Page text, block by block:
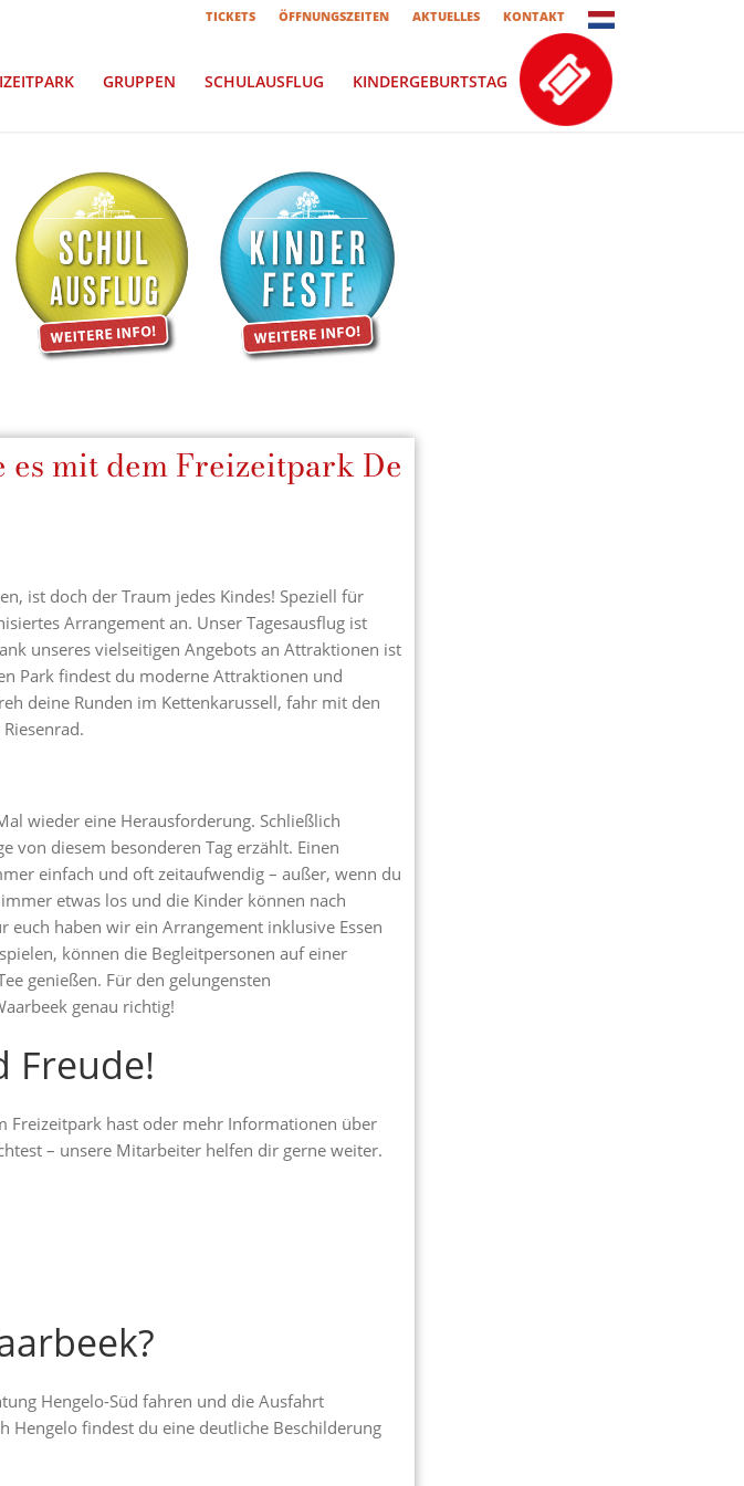
TICKETS ÖFFNUNGSZEITEN AKTUELLES KONTAKT
GRUPPEN SCHULAUSFLUG KINDERGEBURTSTAG
mit dem Freizeitpark De
ist doch der Traum jedes Kindes! Speziell für
Arrangement an. Unser Tagesausflug ist
unseres vielseitigen Angebots an Attraktionen ist
Park findest du moderne Attraktionen und
deine Runden im Kettenkarussell, fahr mit den
wieder eine Herausforderung. Schließlich
von diesem besonderen Tag erzählt. Einen
einfach und oft zeitaufwendig – außer, wenn du
etwas los und die Kinder können nach
euch haben wir ein Arrangement inklusive Essen
können die Begleitpersonen auf einer
genießen. Für den gelungensten
genau richtig!
Freude!
Freizeitpark hast oder mehr Informationen über
– unsere Mitarbeiter helfen dir gerne weiter.
Hengelo-Süd fahren und die Ausfahrt
Hengelo findest du eine deutliche Beschilderung